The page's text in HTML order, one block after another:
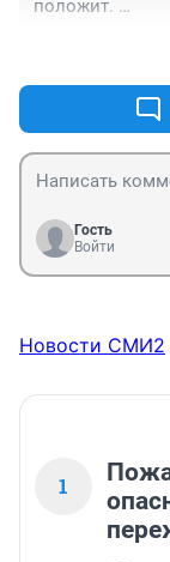
положит.
Гость
Войти
Новости СМИ2
1